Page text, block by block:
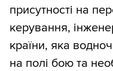
присутності на
керування,
країни, яка
на полі бою та